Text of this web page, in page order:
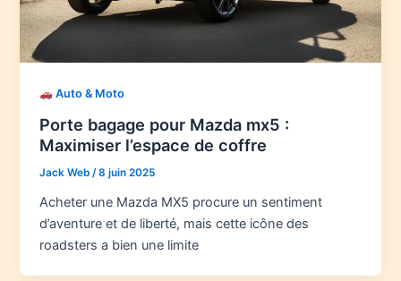
Auto & Moto
Porte bagage pour Mazda mx5 :
Maximiser l’espace de coffre
Jack Web/8 juin 2025
Acheter une Mazda MX5 procure un sentiment
d’aventure et de liberté, mais cette icône des
roadsters a bien une limite